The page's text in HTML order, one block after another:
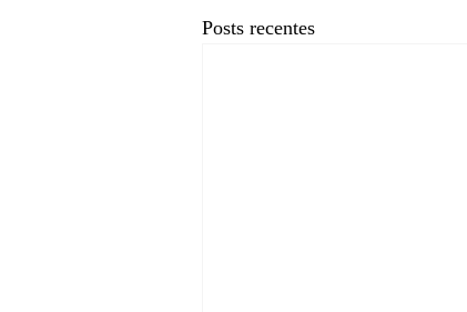
Posts recentes